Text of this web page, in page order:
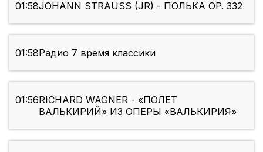
01:58JOHANN STRAUSS (JR) - ПОЛЬКА OP. 332
01:58Радио 7 время классики
01:56RICHARD WAGNER - «ПОЛЕТ
ВАЛЬКИРИЙ» ИЗ ОПЕРЫ «ВАЛЬКИРИЯ»